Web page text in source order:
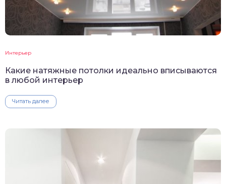
Интерьер
Какие натяжные потолки идеально вписываются
в любой интерьер
Читать далее